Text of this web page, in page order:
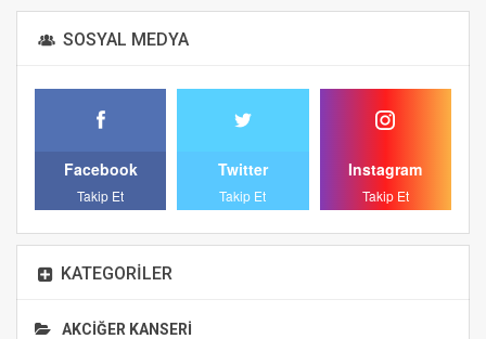
SOSYAL MEDYA
Facebook
Takip Et
Twitter
Takip Et
Instagram
Takip Et
KATEGORILER
AKCİĞER KANSERİ